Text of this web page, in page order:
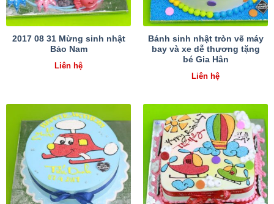
2017 08 31 Mừng sinh nhật
Bảo Nam
Liên hệ
Bánh sinh nhật tròn vẽ máy
bay và xe dễ thương tặng
bé Gia Hân
Liên hệ